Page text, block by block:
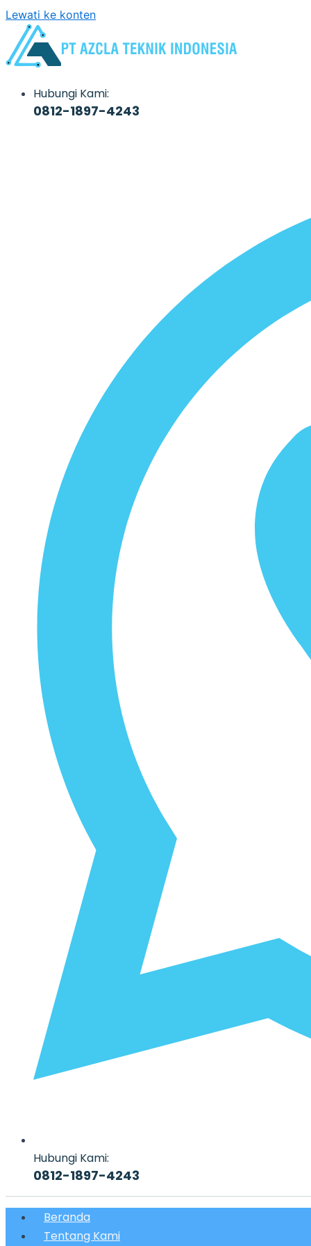
Lewati ke konten
Hubungi Kami:
0812-1897-4243
Hubungi Kami:
0812-1897-4243
Beranda
Tentang Kami